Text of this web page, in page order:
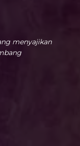
menyajikan